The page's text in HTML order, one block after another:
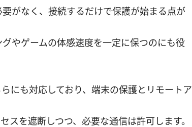
がなく、接続するだけで保護が始まる点が
やゲームの体感速度を一定に保つのにも役
にも対応しており、端末の保護とリモートア
スを遮断しつつ、必要な通信は許可します。